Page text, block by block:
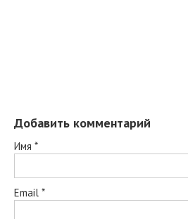
Добавить комментарий
Имя *
Email *